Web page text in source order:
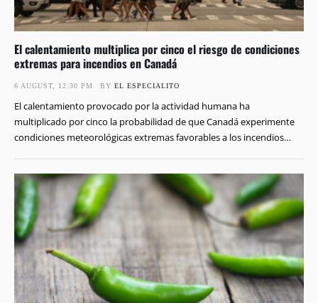
El calentamiento multiplica por cinco el riesgo de condiciones
extremas para incendios en Canadá
6 AUGUST, 12:30 PM BY EL ESPECIALITO
El calentamiento provocado por la actividad humana ha
multiplicado por cinco la probabilidad de que Canadá experimente
condiciones meteorológicas extremas favorables a los incendios
investigación fue realizada por científicos de instituciones
canadienses y europeas. El análisis no atribuye cada …